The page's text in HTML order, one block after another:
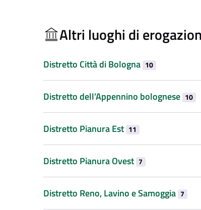
Altri luoghi di
Distretto Città di Bologna 10
Distretto dell’Appennino bolognese 10
Distretto Pianura Est 11
Distretto Pianura Ovest 7
Distretto Reno, Lavino e Samoggia 7